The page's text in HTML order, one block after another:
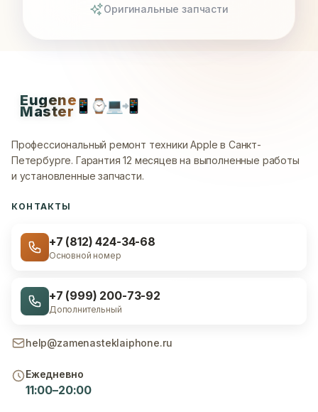
Оригинальные запчасти
Eugene
Master📱 ⌚💻📲
Профессиональный ремонт техники Apple в Санкт-
Петербурге. Гарантия 12 месяцев на выполненные работы
и установленные запчасти.
КОНТАКТЫ
+7 (812) 424-34-68
Основной номер
+7 (999) 200-73-92
Дополнительный
help@zamenasteklaiphone.ru
Ежедневно
11:00–20:00